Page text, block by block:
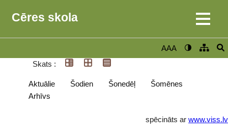
Cēres skola
AAA
Skats :
Aktuālie Šodien Šonedēļ
Šomēnes
Arhīvs
spēcināts ar www.viss.lv